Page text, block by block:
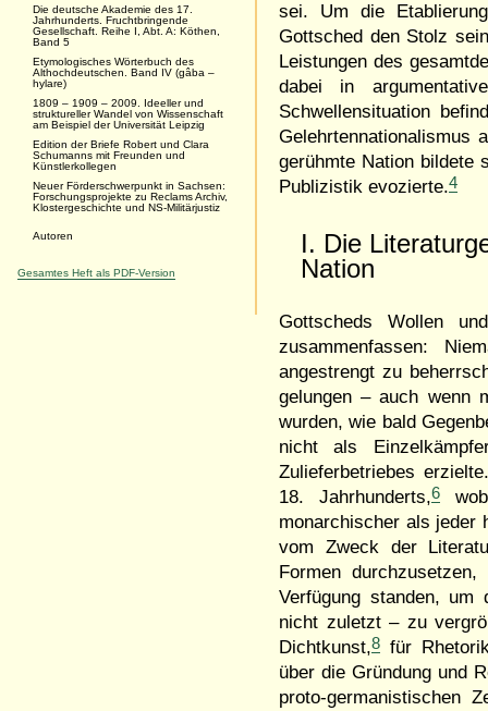
sei. Um die
Gottsched den Stolz
Leistungen des
dabei in
Schwellensituation
Gelehrtennationalismus
gerühmte Nation bildete
Publizistik evozierte.4
I. Die
Nation
Gottscheds Wollen
zusammenfassen:
angestrengt zu
gelungen – auch wenn
wurden, wie bald
nicht als
Zulieferbetriebes
18. Jahrhunderts,6
monarchischer als jeder
vom Zweck der
Formen
Verfügung standen,
nicht zuletzt – zu
Dichtkunst,8 für
über die Gründung und
proto-germanistischen
Die deutsche Akademie des 17.
Jahrhunderts. Fruchtbringende
Gesellschaft. Reihe I, Abt. A: Köthen,
Band 5
Etymologisches Wörterbuch des
Althochdeutschen. Band IV (gâba –
hylare)
1809 – 1909 – 2009. Ideeller und
struktureller Wandel von Wissenschaft
am Beispiel der Universität Leipzig
Edition der Briefe Robert und Clara
Schumanns mit Freunden und
Künstlerkollegen
Neuer Förderschwerpunkt in Sachsen:
Forschungsprojekte zu Reclams Archiv,
Klostergeschichte und NS-Militärjustiz
Autoren
Gesamtes Heft als PDF-Version